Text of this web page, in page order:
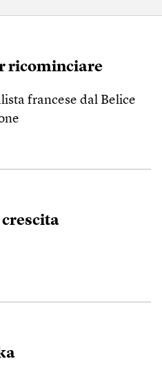
ricominciare
francese dal Belice